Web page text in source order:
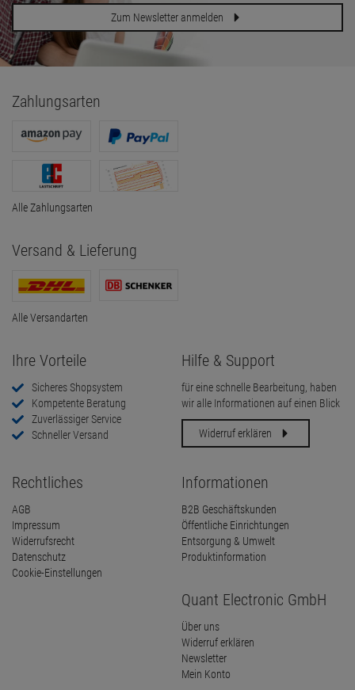
Zum Newsletter anmelden
Zahlungsarten
Alle Zahlungsarten
Versand & Lieferung
Alle Versandarten
Ihre Vorteile
Sicheres Shopsystem
Kompetente Beratung
Zuverlässiger Service
Schneller Versand
Hilfe & Support
für eine schnelle Bearbeitung, haben
wir alle Informationen auf einen Blick
Widerruf erklären
Rechtliches
AGB
Impressum
Widerrufsrecht
Datenschutz
Cookie-Einstellungen
Informationen
B2B Geschäftskunden
Öffentliche Einrichtungen
Entsorgung & Umwelt
Produktinformation
Quant Electronic GmbH
Über uns
Widerruf erklären
Newsletter
Mein Konto